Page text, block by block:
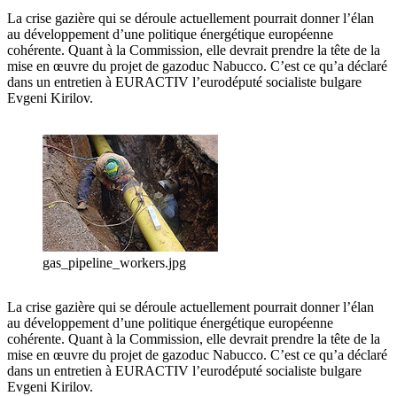
La crise gazière qui se déroule actuellement pourrait donner l’élan
au développement d’une politique énergétique européenne
cohérente. Quant à la Commission, elle devrait prendre la tête de la
mise en œuvre du projet de gazoduc Nabucco. C’est ce qu’a déclaré
dans un entretien à EURACTIV l’eurodéputé socialiste bulgare
Evgeni Kirilov.
gas_pipeline_workers.jpg
La crise gazière qui se déroule actuellement pourrait donner l’élan
au développement d’une politique énergétique européenne
cohérente. Quant à la Commission, elle devrait prendre la tête de la
mise en œuvre du projet de gazoduc Nabucco. C’est ce qu’a déclaré
dans un entretien à EURACTIV l’eurodéputé socialiste bulgare
Evgeni Kirilov.